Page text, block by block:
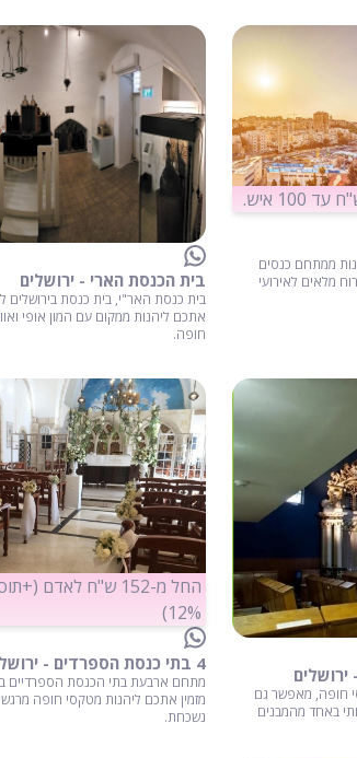
ממתחם כנסים
מלאים לאירועי
בית הכנסת הארי - ירושלים
בית כנסת האר"י, בית כנסת בירושלים
אתכם ליהנות ממקום עם המון אופי
חופה.
חופה, מאפשר גם
באחד מהמבנים
החל מ-152 ש"ח לאדם
12%)
4 בתי כנסת הספרדים - ירושלים
מתחם ארבעת בתי הכנסת הספרדיים
מזמין אתכם ליהנות מטקסי חופה
נשכחת.